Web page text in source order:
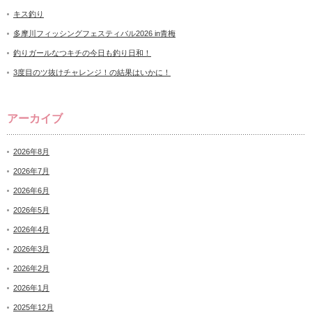
キス釣り
多摩川フィッシングフェスティバル2026 in青梅
釣りガールなつキチの今日も釣り日和！
3度目のツ抜けチャレンジ！の結果はいかに！
アーカイブ
2026年8月
2026年7月
2026年6月
2026年5月
2026年4月
2026年3月
2026年2月
2026年1月
2025年12月